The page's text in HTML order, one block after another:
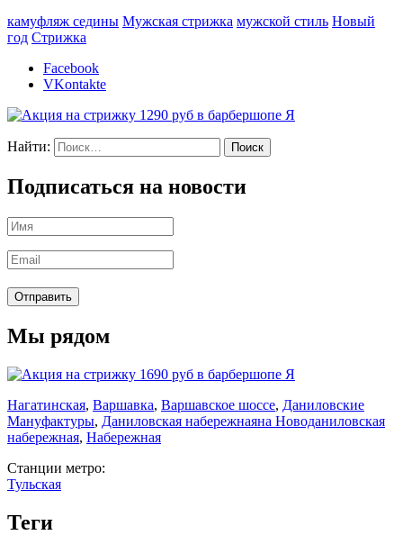
камуфляж седины Мужская стрижка мужской стиль Новый
год Стрижка
Facebook
VKontakte
Найти:
Подписаться на новости
Мы рядом
Нагатинская, Варшавка, Варшавское шоссе, Даниловские
Мануфактуры, Даниловская набережнаяна Новоданиловская
набережная, Набережная
Станции метро:
Тульская
Теги